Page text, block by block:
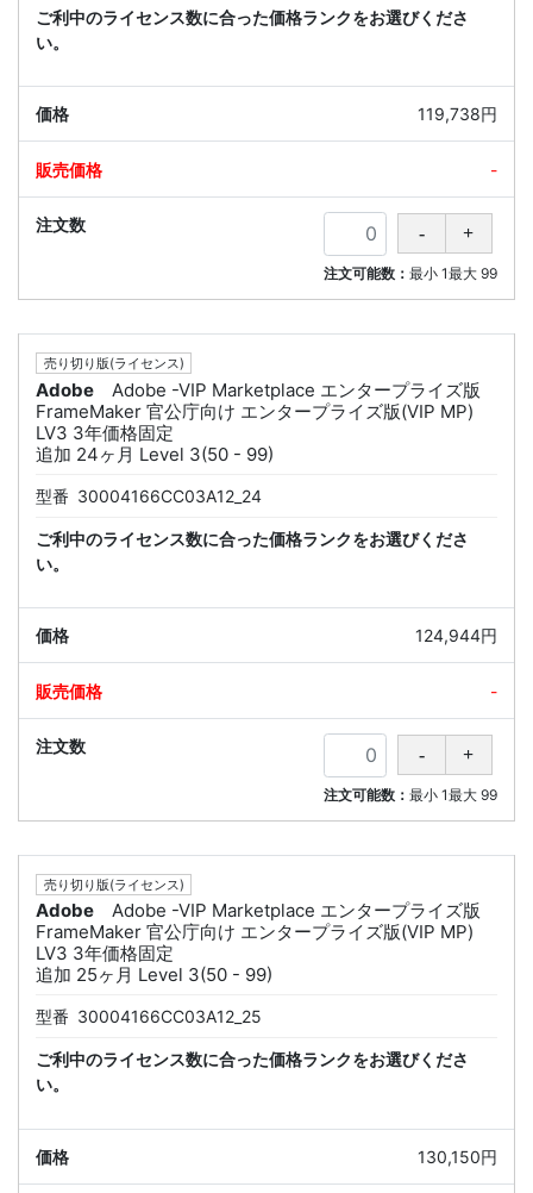
ご利中のライセンス数に合った価格ランクをお選びくださ
い。
119,738円
-
注文可能数： 最小 1最大 99
売り切り版(ライセンス)
Adobe
Adobe -VIP Marketplace エンタープライズ版
FrameMaker 官公庁向け エンタープライズ版(VIP MP)
LV3 3年価格固定
追加 24ヶ月 Level 3(50 - 99)
型番 30004166CC03A12_24
ご利中のライセンス数に合った価格ランクをお選びくださ
い。
124,944円
-
注文可能数： 最小 1最大 99
売り切り版(ライセンス)
Adobe
Adobe -VIP Marketplace エンタープライズ版
FrameMaker 官公庁向け エンタープライズ版(VIP MP)
LV3 3年価格固定
追加 25ヶ月 Level 3(50 - 99)
型番 30004166CC03A12_25
ご利中のライセンス数に合った価格ランクをお選びくださ
い。
130,150円